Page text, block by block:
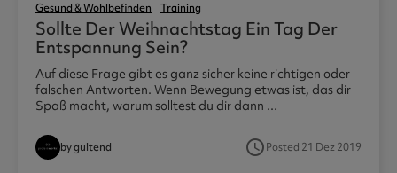
Gesund & Wohlbefinden Training
Sollte Der Weihnachtstag Ein Tag Der
Entspannung Sein?
Auf diese Frage gibt es ganz sicher keine richtigen oder
falschen Antworten. Wenn Bewegung etwas ist, das dir
Spaß macht, warum solltest du dir dann ...
by gultend access_timePosted 21 Dez 2019